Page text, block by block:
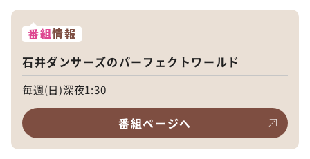
番組情報
石井ダンサーズのパーフェクトワールド
毎週(日)深夜1:30
番組ページへ